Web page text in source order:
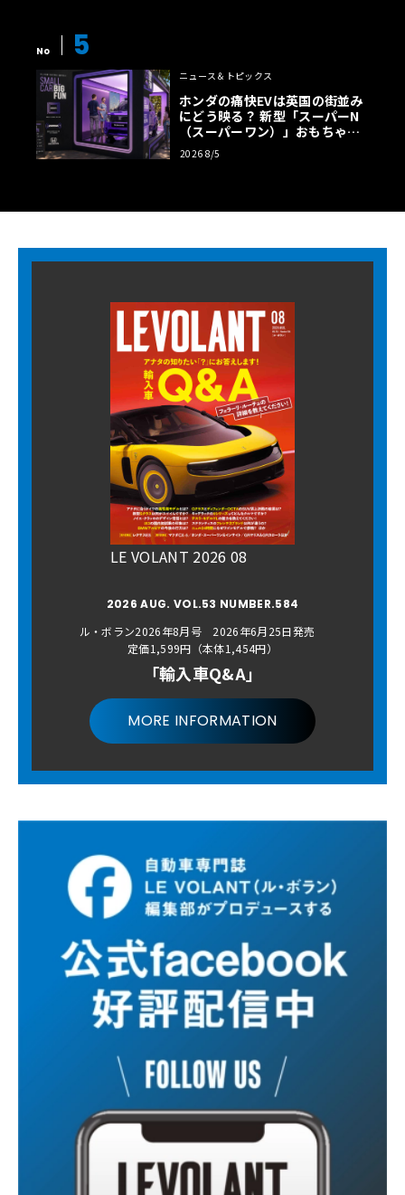
No 5
ニュース＆トピックス
ホンダの痛快EVは英国の街並み
にどう映る？ 新型「スーパーN
（スーパーワン）」おもちゃ箱
ツアーの全貌
2026 8/5
LE VOLANT 2026 08
2026 AUG. VOL.53 NUMBER.584
ル・ボラン2026年8月号 2026年6月25日発売
定価1,599円（本体1,454円）
「輸入車Q&A」
MORE INFORMATION